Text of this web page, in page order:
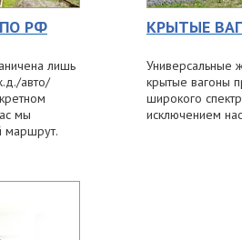
РФ
лишь
авто/
мы
маршрут.
КРЫТЫЕ
Универсальные
крытые вагоны
широкого
исключением